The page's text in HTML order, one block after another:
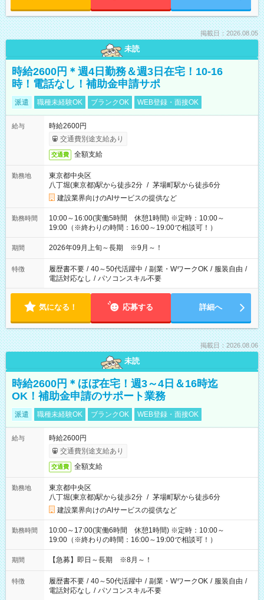
掲載日：2026.08.05
未読
時給2600円＊週4日勤務＆週3日在宅！10-16
時！電話なし！補助金申請サポ
派遣 職種未経験OK ブランクOK WEB登録・面接OK
給与
時給2600円
交通費別途支給あり
交通費 全額支給
勤務地
東京都中央区
八丁堀(東京都)駅から徒歩2分 / 茅場町駅から徒歩6分
建設業界向けのAIサービスの提供など
勤務時間
10:00～16:00(実働5時間 休憩1時間) ※定時：10:00～
19:00（※終わりの時間：16:00～19:00で相談可！）
期間 2026年09月上旬～長期 ※9月～！
特徴 履歴書不要 / 40～50代活躍中 / 副業・WワークOK / 服装自由 /
電話対応なし / パソコンスキル不要
気になる！ 応募する 詳細へ
掲載日：2026.08.06
未読
時給2600円＊ほぼ在宅！週3～4日＆16時迄
OK！補助金申請のサポート業務
派遣 職種未経験OK ブランクOK WEB登録・面接OK
給与
時給2600円
交通費別途支給あり
交通費 全額支給
勤務地
東京都中央区
八丁堀(東京都)駅から徒歩2分 / 茅場町駅から徒歩6分
建設業界向けのAIサービスの提供など
勤務時間
10:00～17:00(実働6時間 休憩1時間) ※定時：10:00～
19:00（※終わりの時間：16:00～19:00で相談可！）
期間 【急募】即日～長期 ※8月～！
特徴 履歴書不要 / 40～50代活躍中 / 副業・WワークOK / 服装自由 /
電話対応なし / パソコンスキル不要